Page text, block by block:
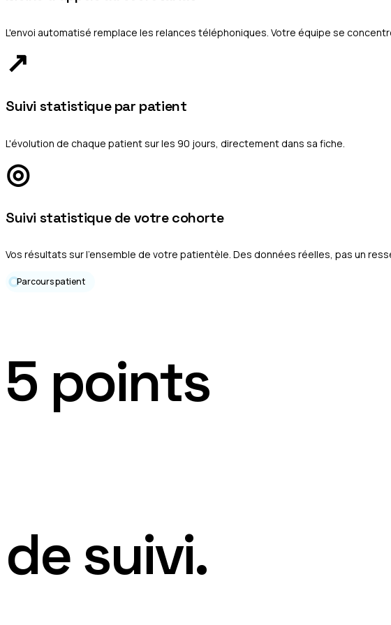
L'envoi automatisé remplace les relances téléphoniques. Votre équipe se
↗
Suivi statistique par patient
L'évolution de chaque patient sur les 90 jours, directement dans sa fiche.
◎
Suivi statistique de votre cohorte
Vos résultats sur l'ensemble de votre patientèle. Des données réelles, pas un
Parcours patient
5 points
de suivi.